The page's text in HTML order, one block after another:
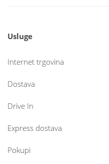
Usluge
Internet trgovina
Dostava
Drive In
Express dostava
Pokupi